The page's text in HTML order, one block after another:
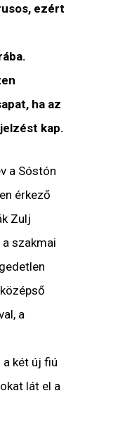
ezért
ha az
kap.
a Sóstón
érkező
Zulj
szakmai
a
a két új fiú
lát el a